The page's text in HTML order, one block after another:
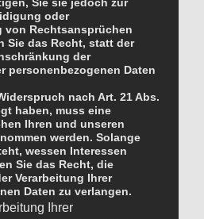
oder
von Rechtsansprüchen
Sie das Recht, statt der
der
personenbezogenen Daten
nach Art. 21 Abs.
haben, muss eine
Ihren und unseren
werden. Solange
wessen Interessen
Sie das Recht, die
Verarbeitung Ihrer
Daten zu verlangen.
Ihrer